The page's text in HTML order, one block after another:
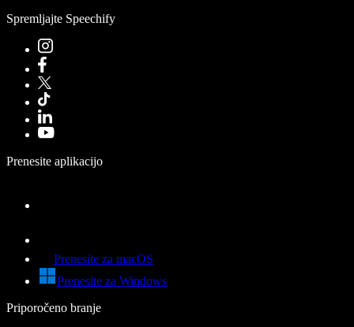
Spremljajte Speechify
Prenesite aplikacijo
Prenesite za macOS
Prenesite za Windows
Priporočeno branje